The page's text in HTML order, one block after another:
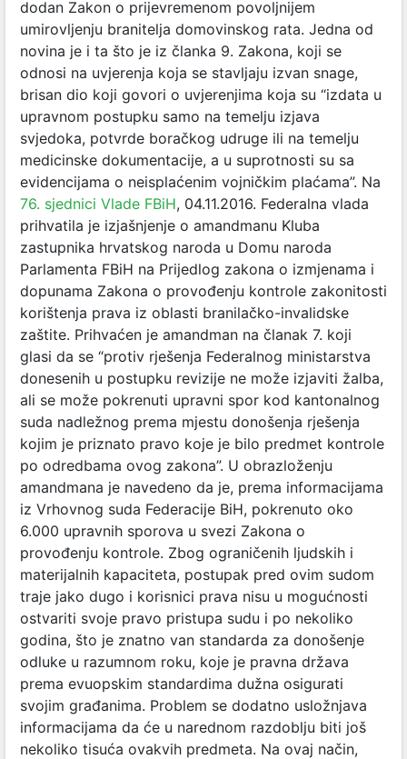
dodan Zakon o prijevremenom povoljnijem
umirovljenju branitelja domovinskog rata. Jedna od
novina je i ta što je iz članka 9. Zakona, koji se
odnosi na uvjerenja koja se stavljaju izvan snage,
brisan dio koji govori o uvjerenjima koja su “izdata u
upravnom postupku samo na temelju izjava
svjedoka, potvrde boračkog udruge ili na temelju
medicinske dokumentacije, a u suprotnosti su sa
evidencijama o neisplaćenim vojničkim plaćama”. Na
76. sjednici Vlade FBiH, 04.11.2016. Federalna vlada
prihvatila je izjašnjenje o amandmanu Kluba
zastupnika hrvatskog naroda u Domu naroda
Parlamenta FBiH na Prijedlog zakona o izmjenama i
dopunama Zakona o provođenju kontrole zakonitosti
korištenja prava iz oblasti branilačko-invalidske
zaštite. Prihvaćen je amandman na članak 7. koji
glasi da se “protiv rješenja Federalnog ministarstva
donesenih u postupku revizije ne može izjaviti žalba,
ali se može pokrenuti upravni spor kod kantonalnog
suda nadležnog prema mjestu donošenja rješenja
kojim je priznato pravo koje je bilo predmet kontrole
po odredbama ovog zakona”. U obrazloženju
amandmana je navedeno da je, prema informacijama
iz Vrhovnog suda Federacije BiH, pokrenuto oko
6.000 upravnih sporova u svezi Zakona o
provođenju kontrole. Zbog ograničenih ljudskih i
materijalnih kapaciteta, postupak pred ovim sudom
traje jako dugo i korisnici prava nisu u mogućnosti
ostvariti svoje pravo pristupa sudu i po nekoliko
godina, što je znatno van standarda za donošenje
odluke u razumnom roku, koje je pravna država
prema evuopskim standardima dužna osigurati
svojim građanima. Problem se dodatno usložnjava
informacijama da će u narednom razdoblju biti još
nekoliko tisuća ovakvih predmeta. Na ovaj način,